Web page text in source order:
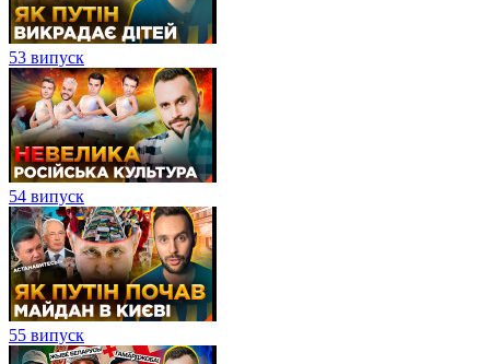
53 випуск
54 випуск
55 випуск